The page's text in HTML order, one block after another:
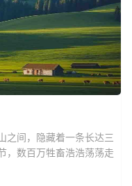
之间，隐藏着一条长达三
，数百万牲畜浩浩荡荡走